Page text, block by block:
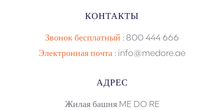
КОНТАКТЫ
Звонок бесплатный : 800 444 666
Электронная почта : info@medore.ae
АДРЕС
Жилая башня ME DO RE